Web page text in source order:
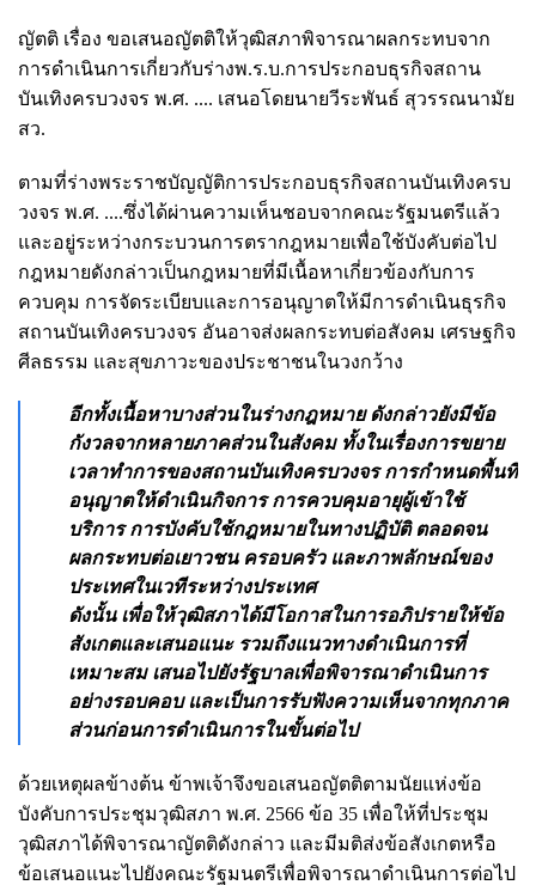
ญัตติ เรื่อง ขอเสนอญัตติให้วุฒิสภาพิจารณาผลกระทบจาก
การดำเนินการเกี่ยวกับร่างพ.ร.บ.การประกอบธุรกิจสถาน
บันเทิงครบวงจร พ.ศ. .... เสนอโดยนายวีระพันธ์ สุวรรณนามัย
สว.
ตามที่ร่างพระราชบัญญัติการประกอบธุรกิจสถานบันเทิงครบ
วงจร พ.ศ. ....ซึ่งได้ผ่านความเห็นชอบจากคณะรัฐมนตรีแล้ว
และอยู่ระหว่างกระบวนการตรากฎหมายเพื่อใช้บังคับต่อไป
กฎหมายดังกล่าวเป็นกฎหมายที่มีเนื้อหาเกี่ยวข้องกับการ
ควบคุม การจัดระเบียบและการอนุญาตให้มีการดำเนินธุรกิจ
สถานบันเทิงครบวงจร อันอาจส่งผลกระทบต่อสังคม เศรษฐกิจ
ศีลธรรม และสุขภาวะของประชาชนในวงกว้าง
อีกทั้งเนื้อหาบางส่วนในร่างกฎหมาย ดังกล่าวยังมีข้อ
กังวลจากหลายภาคส่วนในสังคม ทั้งในเรื่องการขยาย
เวลาทำการของสถานบันเทิงครบวงจร การกำหนดพื้นที่
อนุญาตให้ดำเนินกิจการ การควบคุมอายุผู้เข้าใช้
บริการ การบังคับใช้กฎหมายในทางปฏิบัติ ตลอดจน
ผลกระทบต่อเยาวชน ครอบครัว และภาพลักษณ์ของ
ประเทศในเวทีระหว่างประเทศ
ดังนั้น เพื่อให้วุฒิสภาได้มีโอกาสในการอภิปรายให้ข้อ
สังเกตและเสนอแนะ รวมถึงแนวทางดำเนินการที่
เหมาะสม เสนอไปยังรัฐบาลเพื่อพิจารณาดำเนินการ
อย่างรอบคอบ และเป็นการรับฟังความเห็นจากทุกภาค
ส่วนก่อนการดำเนินการในขั้นต่อไป
ด้วยเหตุผลข้างต้น ข้าพเจ้าจึงขอเสนอญัตติตามนัยแห่งข้อ
บังคับการประชุมวุฒิสภา พ.ศ. 2566 ข้อ 35 เพื่อให้ที่ประชุม
วุฒิสภาได้พิจารณาญัตติดังกล่าว และมีมติส่งข้อสังเกตหรือ
ข้อเสนอแนะไปยังคณะรัฐมนตรีเพื่อพิจารณาดำเนินการต่อไป